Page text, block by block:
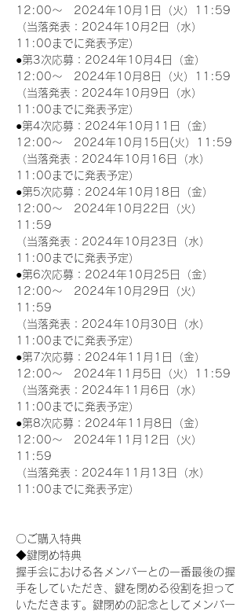
12:00～　2024年10月1日（火）11:59
（当落発表：2024年10月2日（水）
11:00までに発表予定）
●第3次応募：2024年10月4日（金）
12:00～　2024年10月8日（火）11:59
（当落発表：2024年10月9日（水）
11:00までに発表予定）
●第4次応募：2024年10月11日（金）
12:00～　2024年10月15日(火）11:59
（当落発表：2024年10月16日（水）
11:00までに発表予定）
●第5次応募：2024年10月18日（金）
12:00～　2024年10月22日（火）
11:59
（当落発表：2024年10月23日（水）
11:00までに発表予定）
●第6次応募：2024年10月25日（金）
12:00～　2024年10月29日（火）
11:59
（当落発表：2024年10月30日（水）
11:00までに発表予定）
●第7次応募：2024年11月1日（金）
12:00～　2024年11月5日（火）11:59
（当落発表：2024年11月6日（水）
11:00までに発表予定）
●第8次応募：2024年11月8日（金）
12:00～　2024年11月12日（火）
11:59
（当落発表：2024年11月13日（水）
11:00までに発表予定）
〇ご購入特典
◆鍵閉め特典
握手会における各メンバーとの一番最後の握
手をしていただき、鍵を閉める役割を担って
いただきます。鍵閉めの記念としてメンバー